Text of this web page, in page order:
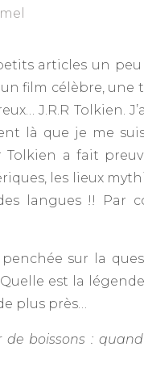
articles un
un film célèbre,
J.R.R Tolkien.
là que je me
Tolkien a fait
les lieux
langues !! Par
sur la
est la
plus près…
de boissons :